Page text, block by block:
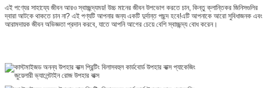
এই পণ্যের সাহায্যে জীবন আরও স্বাচ্ছন্দ্যময়! উচ্চ মানের জীবন উপভোগ করতে চান, কিন্তু ক্লান্তিকর জিনিসগুলির
দ্বারা আটকে থাকতে চান না? এই পণ্যটি আপনার জন্য একটি দুর্দান্ত পছন্দ হবে!এটি আপনাকে আরো সুবিধাজনক এবং
আরামদায়ক জীবন অভিজ্ঞতা প্রদান করবে, যাতে আপনি আগের চেয়ে বেশি স্বাচ্ছন্দ্য বোধ করেন।